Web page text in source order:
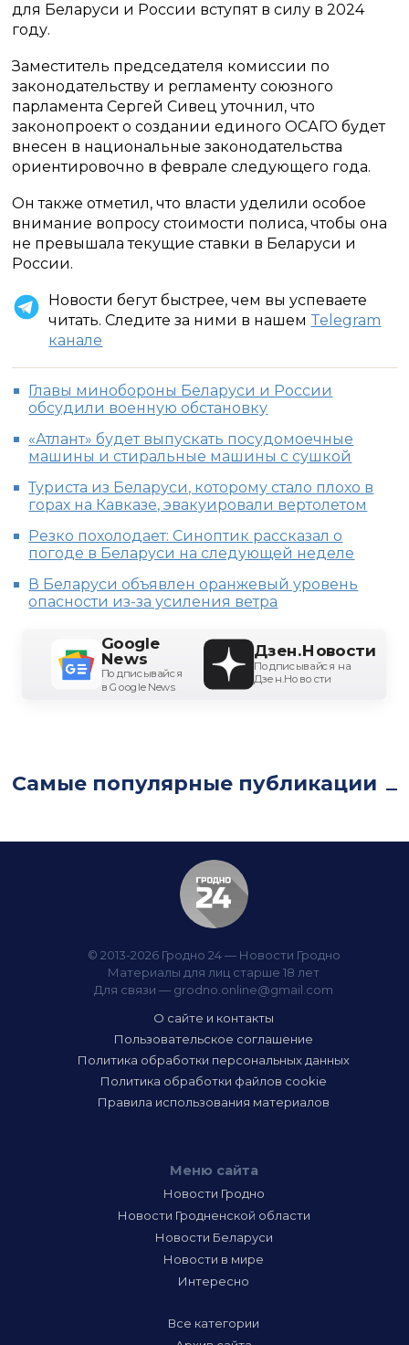
для Беларуси и России вступят в силу в 2024
году.
Заместитель председателя комиссии по
законодательству и регламенту союзного
парламента Сергей Сивец уточнил, что
законопроект о создании единого ОСАГО будет
внесен в национальные законодательства
ориентировочно в феврале следующего года.
Он также отметил, что власти уделили особое
внимание вопросу стоимости полиса, чтобы она
не превышала текущие ставки в Беларуси и
России.
Новости бегут быстрее, чем вы успеваете
читать. Следите за ними в нашем Telegram
канале
Главы минобороны Беларуси и России
обсудили военную обстановку
«Атлант» будет выпускать посудомоечные
машины и стиральные машины с сушкой
Туриста из Беларуси, которому стало плохо в
горах на Кавказе, эвакуировали вертолетом
Резко похолодает: Синоптик рассказал о
погоде в Беларуси на следующей неделе
В Беларуси объявлен оранжевый уровень
опасности из-за усиления ветра
Google
News
Подписывайся
в Google News
Дзен.Новости
Подписывайся на
Дзен.Новости
Самые популярные публикации
© 2013-2026 Гродно 24 — Новости Гродно
Материалы для лиц старше 18 лет
Для связи — grodno.online@gmail.com
О сайте и контакты
Пользовательское соглашение
Политика обработки персональных данных
Политика обработки файлов cookie
Правила использования материалов
Меню сайта
Новости Гродно
Новости Гродненской области
Новости Беларуси
Новости в мире
Интересно
Все категории